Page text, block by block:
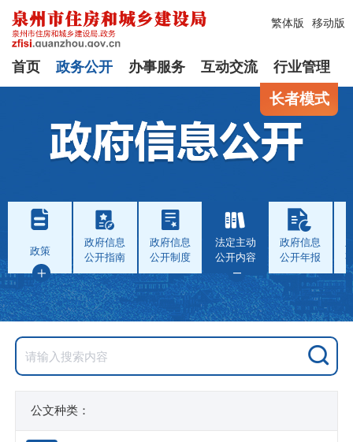
繁体版 移动版
首页 政务公开 办事服务 互动交流 行业管理
长者模式
政策
政府信息
公开指南
政府信息
公开制度
法定主动
公开内容
政府信息
公开年报
公文种类：